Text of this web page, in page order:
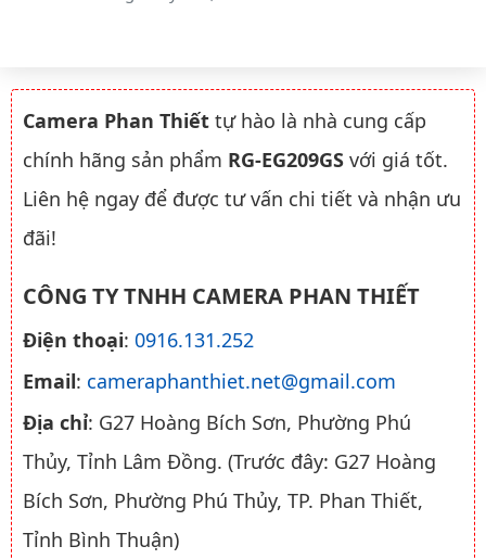
Camera Phan Thiết tự hào là nhà cung cấp
chính hãng sản phẩm RG-EG209GS với giá tốt.
Liên hệ ngay để được tư vấn chi tiết và nhận ưu
đãi!
CÔNG TY TNHH CAMERA PHAN THIẾT
Điện thoại: 0916.131.252
Email: cameraphanthiet.net@gmail.com
Địa chỉ: G27 Hoàng Bích Sơn, Phường Phú
Thủy, Tỉnh Lâm Đồng. (Trước đây: G27 Hoàng
Bích Sơn, Phường Phú Thủy, TP. Phan Thiết,
Tỉnh Bình Thuận)